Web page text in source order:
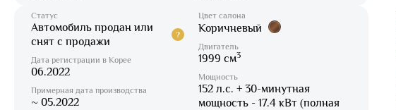
Статус
Автомобиль продан или
снят с продажи
?
Дата регистрации в Корее
06.2022
Примерная дата производства
~ 05.2022
Цвет салона
Коричневый
Двигатель
1999 см3
Мощность
152 л.с. + 30-минутная
мощность - 17.4 кВт (полная